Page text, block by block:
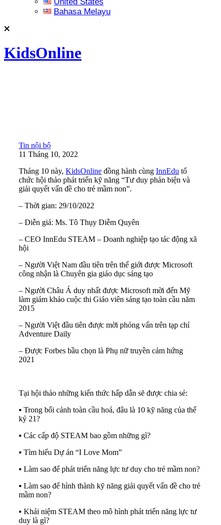
Bahasa Melayu
KidsOnline
Tin nội bộ
11 Tháng 10, 2022
Tháng 10 này, KidsOnline đồng hành cùng InnEdu tổ
chức hội thảo phát triển kỹ năng “Tư duy phản biện và
giải quyết vấn đề cho trẻ mầm non”.
– Thời gian: 29/10/2022
– Diễn giả: Ms. Tô Thụy Diễm Quyên
– CEO InnEdu STEAM – Doanh nghiệp tạo tác động xã
hội
– Người Việt Nam đầu tiên trên thế giới được Microsoft
công nhận là Chuyên gia giáo dục sáng tạo
– Người Châu Á duy nhất được Microsoft mời đến Mỹ
làm giám khảo cuộc thi Giáo viên sáng tạo toàn cầu năm
2015
– Người Việt đầu tiên được mời phỏng vấn trên tạp chí
Adventure Daily
– Được Forbes bầu chọn là Phụ nữ truyền cảm hứng
2021
Tại hội thảo những kiến thức hấp dẫn sẽ được chia sẻ:
▪️ Trong bối cảnh toàn cầu hoá, đâu là 10 kỹ năng của thế
kỷ 21?
▪️ Các cấp độ STEAM bao gồm những gì?
▪️ Tìm hiểu Dự án “I Love Mom”
▪️ Làm sao để phát triển năng lực tư duy cho trẻ mầm non?
▪️ Làm sao để hình thành kỹ năng giải quyết vấn đề cho trẻ
mầm non?
▪️ Khái niệm STEAM theo mô hình phát triển năng lực tư
duy là gì?